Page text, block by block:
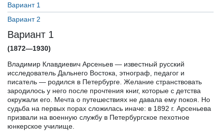
Вариант 1
Вариант 2
Вариант 1
(1872—1930)
Владимир Клавдиевич Арсеньев — известный русский
исследователь Дальнего Востока, этнограф, педагог и
писатель — родился в Петербурге. Желание странствовать
зародилось у него после прочтения книг, которые с детства
окружали его. Мечта о путешествиях не давала ему покоя. Но
судьба на первых порах сложилась иначе: в 1892 г. Арсеньева
призвали на военную службу в Петербургское пехотное
юнкерское училище.